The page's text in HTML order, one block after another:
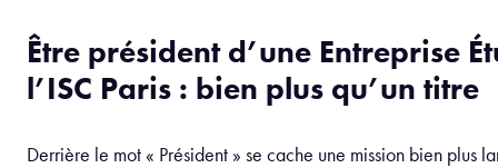
Être président d’une Entreprise
l’ISC Paris : bien plus qu’un titre
Derrière le mot « Président » se cache une mission bien plus